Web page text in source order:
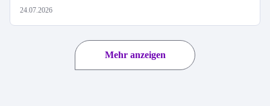
24.07.2026
Mehr anzeigen